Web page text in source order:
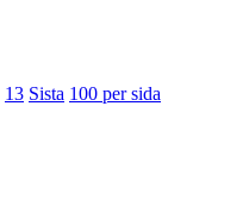
13 Sista 100 per sida